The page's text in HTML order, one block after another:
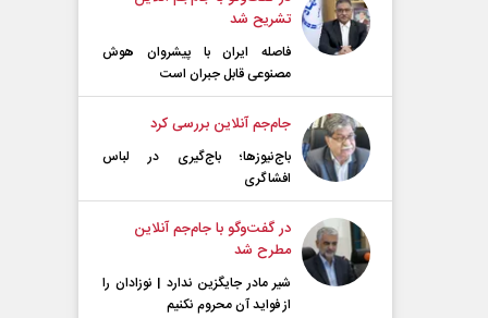
تشریح شد
فاصله ایران با پیشرو‌ان هوش
مصنوعی قابل جبران است
جام‌جم آنلاین بررسی کرد
باج‌نیوزها؛ باج‌گیری در لباس
افشاگری
در گفت‌و‌گو با جام‌جم آنلاین
مطرح شد
شیر مادر جایگزین ندارد | نوزادان را
از فواید آن محروم نکنیم